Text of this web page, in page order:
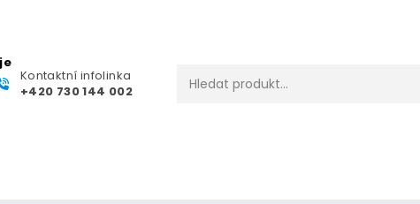
Kontaktní infolinka
+420 730 144 002